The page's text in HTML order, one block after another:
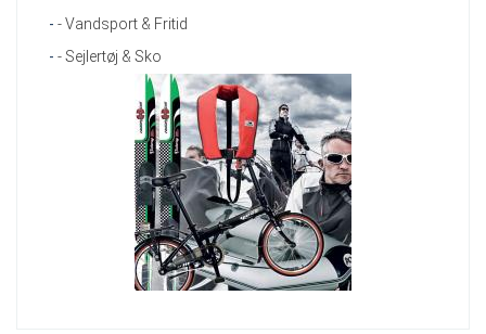
-- Vandsport & Fritid
-- Sejlertøj & Sko